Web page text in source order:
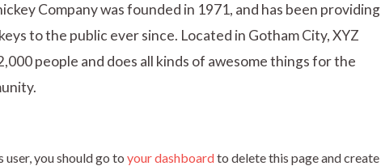
Company was founded in 1971, and has been providing
to the public ever since. Located in Gotham City, XYZ
people and does all kinds of awesome things for the
user, you should go to your dashboardto delete this page and create